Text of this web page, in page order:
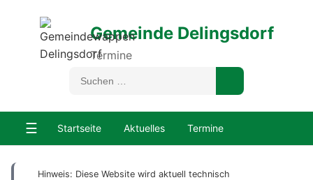
Gemeinde Delingsdorf
Termine
☰ Startseite Aktuelles Termine
Hinweis: Diese Website wird aktuell technisch